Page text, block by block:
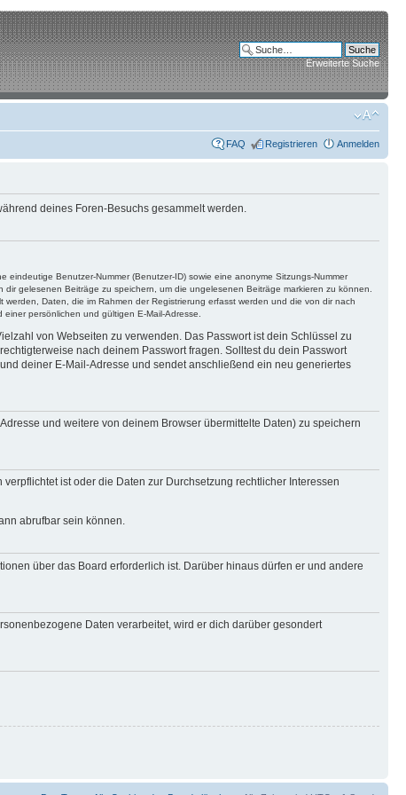
Erweiterte Suche
FAQ Registrieren Anmelden
deines Foren-Besuchs gesammelt werden.
Benutzer-Nummer (Benutzer-ID) sowie eine anonyme Sitzungs-Nummer
gelesenen Beiträge zu speichern, um die ungelesenen Beiträge markieren zu können.
Daten, die im Rahmen der Registrierung erfasst werden und die von dir nach
persönlichen und gültigen E-Mail-Adresse.
von Webseiten zu verwenden. Das Passwort ist dein Schlüssel zu
nach deinem Passwort fragen. Solltest du dein Passwort
deiner E-Mail-Adresse und sendet anschließend ein neu generiertes
und weitere von deinem Browser übermittelte Daten) zu speichern
ist oder die Daten zur Durchsetzung rechtlicher Interessen
abrufbar sein können.
über das Board erforderlich ist. Darüber hinaus dürfen er und andere
Daten verarbeitet, wird er dich darüber gesondert